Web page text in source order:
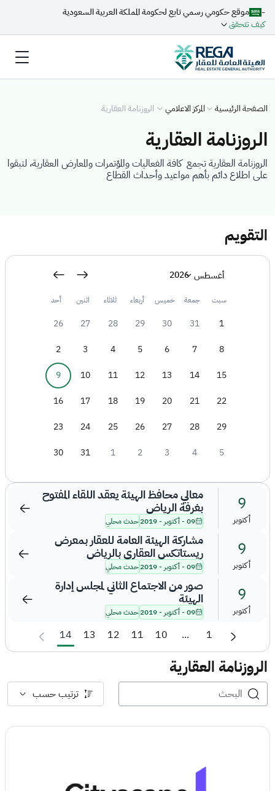
-
موقع حكومي رسمي تابع لحكومة المملكة العربية السعودية
كيف تتحقق
الصفحة الرئيسية المركز الاعلامي الروزنامة العقارية
الروزنامة العقارية
الروزنامة العقارية تجمع كافة الفعاليات والمؤتمرات والمعارض العقارية، لتبقوا
على اطلاع دائم بأهم مواعيد وأحداث القطاع
التقويم
أغسطس 2026
أحد اثنين ثلاثاء أربعاء خميس جمعة سبت
26 27 28 29 30 31
1
2
3 4 5 6 7
8
9
10 11 12 13 14
15
16
17 18 19 20 21
22
23
24 25 26 27 28
29
30
31 1 2 3 4 5
9
أكتوبر
معالي محافظ الهيئة يعقد اللقاء المفتوح
بغرفة الرياض
09 - أكتوبر - 2019 حدث محلي
9
أكتوبر
مشاركة الهيئة العامة للعقار بمعرض
ريستاتكس العقاري بالرياض
09 - أكتوبر - 2019 حدث محلي
9
أكتوبر
صور من الاجتماع الثاني لمجلس إدارة
الهيئة
09 - أكتوبر - 2019 حدث محلي
1
...
10
11
12
13
14
الروزنامة العقارية
ترتيب حسب